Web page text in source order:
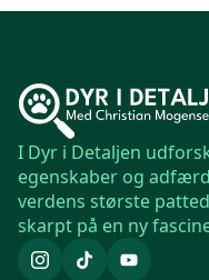
I Dyr i Detaljen
egenskaber og
verdens største
skarpt på en ny